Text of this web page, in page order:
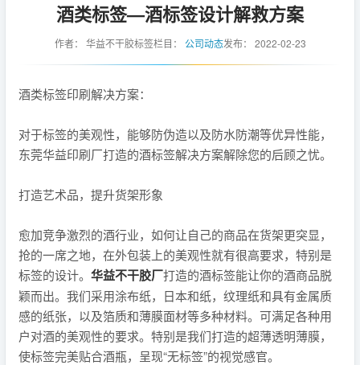
酒类标签—酒标签设计解救方案
作者： 华益不干胶标签栏目： 公司动态发布： 2022-02-23
酒类标签印刷解决方案：
对于标签的美观性，能够防伪造以及防水防潮等优异性能，
东莞华益印刷厂打造的酒标签解决方案解除您的后顾之忧。
打造艺术品，提升货架形象
愈加竞争激烈的酒行业，如何让自己的商品在货架更突显，
抢的一席之地，在外包装上的美观性就有很高要求，特别是
标签的设计。 华益不干胶厂打造的酒标签能让你的酒商品脱
颖而出。我们采用涂布纸，日本和纸，纹理纸和具有金属质
感的纸张，以及箔质和薄膜面材等多种材料。可满足各种用
户对酒的美观性的要求。特别是我们打造的超薄透明薄膜，
使标签完美贴合酒瓶，呈现“无标签”的视觉感官。